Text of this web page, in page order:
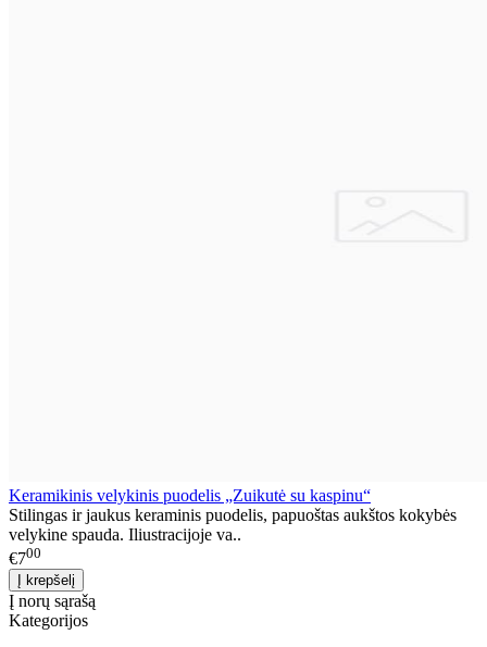
Keramikinis velykinis puodelis „Zuikutė su kaspinu“
Stilingas ir jaukus keraminis puodelis, papuoštas aukštos kokybės
velykine spauda. Iliustracijoje va..
€700
Į norų sąrašą
Kategorijos